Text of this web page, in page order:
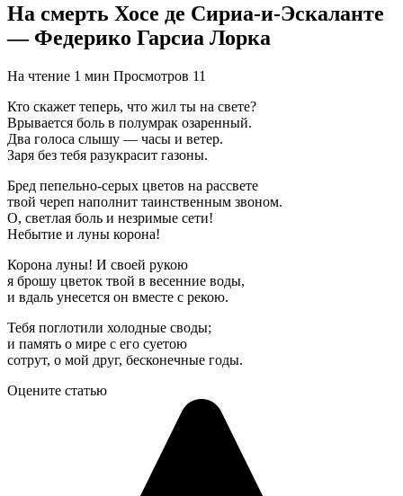
На смерть Хосе де Сириа-и-Эскаланте
— Федерико Гарсиа Лорка
На чтение 1 мин Просмотров 11
Кто скажет теперь, что жил ты на свете?
Врывается боль в полумрак озаренный.
Два голоса слышу — часы и ветер.
Заря без тебя разукрасит газоны.
Бред пепельно-серых цветов на рассвете
твой череп наполнит таинственным звоном.
О, светлая боль и незримые сети!
Небытие и луны корона!
Корона луны! И своей рукою
я брошу цветок твой в весенние воды,
и вдаль унесется он вместе с рекою.
Тебя поглотили холодные своды;
и память о мире с его суетою
сотрут, о мой друг, бесконечные годы.
Оцените статью